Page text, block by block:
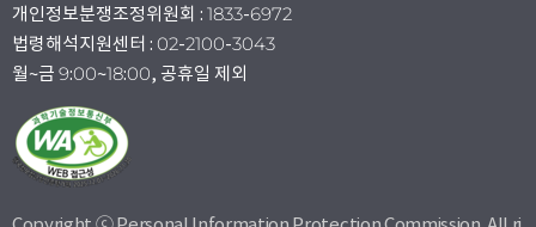
개인정보분쟁조정위원회 : 1833-6972
법령해석지원센터 : 02-2100-3043
월~금 9:00~18:00, 공휴일 제외